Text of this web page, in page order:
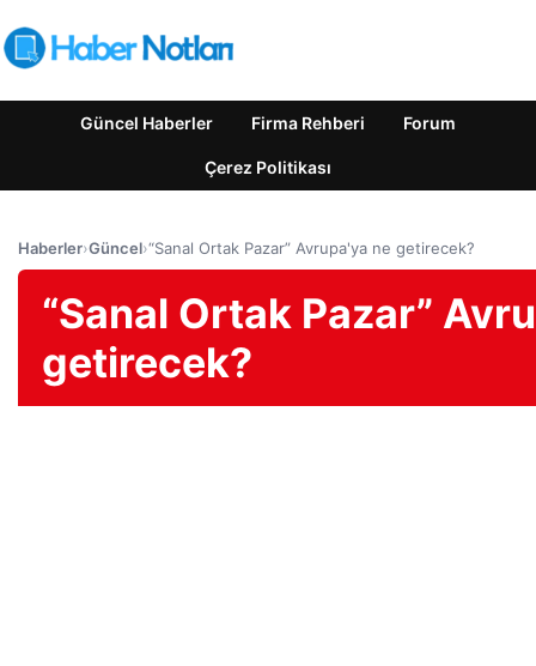
Güncel Haberler Firma Rehberi Forum
Çerez Politikası
Haberler›Güncel›“Sanal Ortak Pazar” Avrupa'ya ne getirecek?
“Sanal Ortak Pazar”
getirecek?